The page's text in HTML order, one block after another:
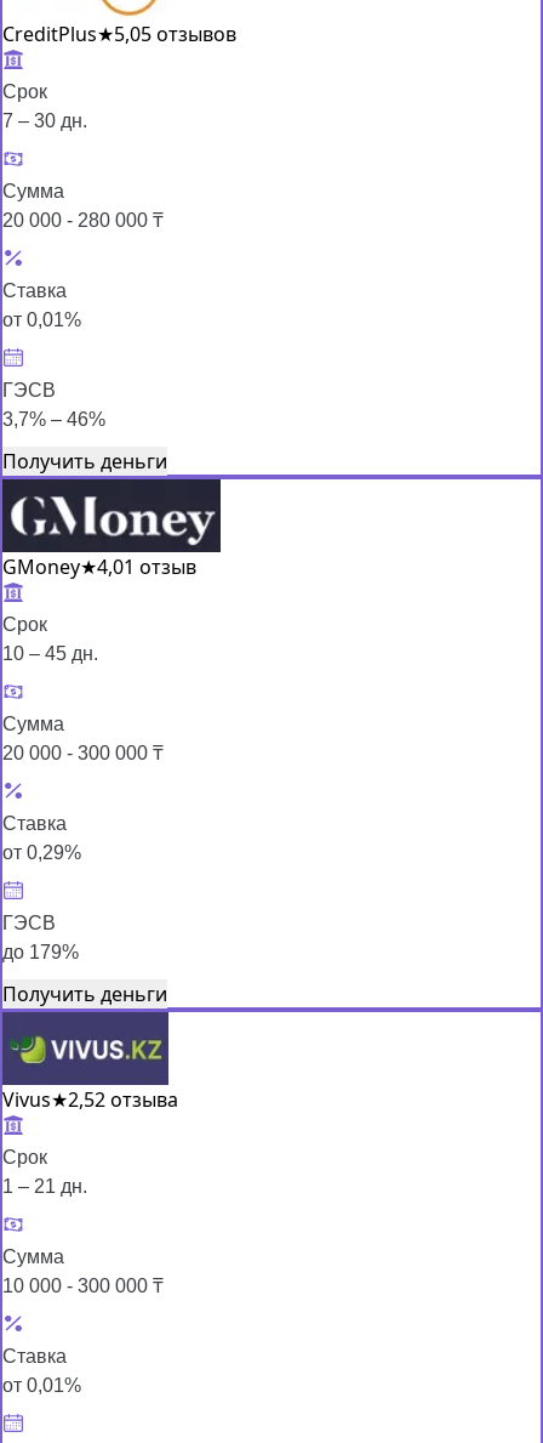
CreditPlus★5,05 отзывов
Срок
7 – 30 дн.
Сумма
20 000 - 280 000 ₸
Ставка
от 0,01%
ГЭСВ
3,7% – 46%
Получить деньги
GMoney★4,01 отзыв
Срок
10 – 45 дн.
Сумма
20 000 - 300 000 ₸
Ставка
от 0,29%
ГЭСВ
до 179%
Получить деньги
Vivus★2,52 отзыва
Срок
1 – 21 дн.
Сумма
10 000 - 300 000 ₸
Ставка
от 0,01%